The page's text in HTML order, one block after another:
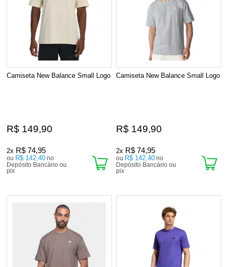
Camiseta New Balance Small Logo
R$ 149,90
2x R$ 74,95
ou R$ 142,40 no
Depósito Bancário ou
pix
Camiseta New Balance Small Logo
R$ 149,90
2x R$ 74,95
ou R$ 142,40 no
Depósito Bancário ou
pix